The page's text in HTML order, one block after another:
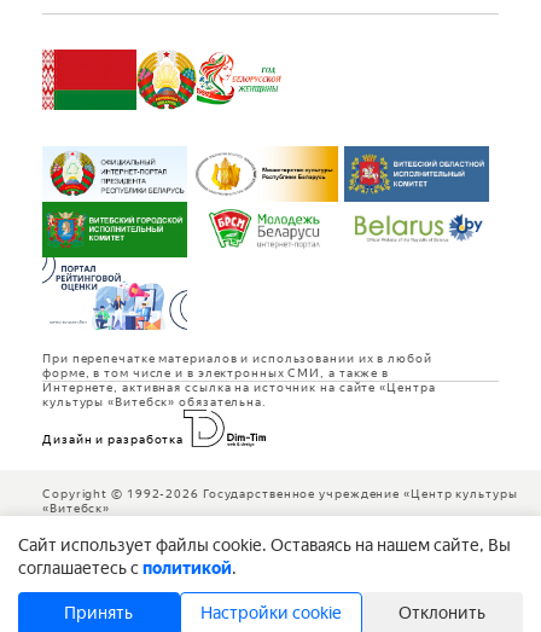
Cайт использует файлы cookie. Оставаясь на нашем сайте, Вы
соглашаетесь сполитикой.
Принять Настройки cookie Отклонить
При перепечатке материалов и использовании их в любой
форме, в том числе и в электронных СМИ, а также в
Интернете, активная ссылка на источник на сайте «Центра
культуры «Витебск» обязательна.
Дизайн и разработка
Copyright © 1992-2026 Государственное учреждение «Центр культуры
«Витебск»